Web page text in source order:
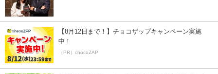
【8月12日まで！】チョコザップキャンペーン実施
中！
（PR）chocoZAP